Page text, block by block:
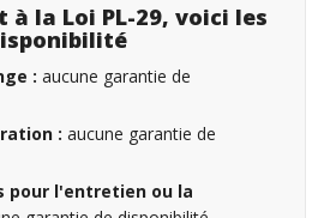
à la Loi PL-29, voici les
: aucune garantie de
: aucune garantie de
pour l'entretien ou la